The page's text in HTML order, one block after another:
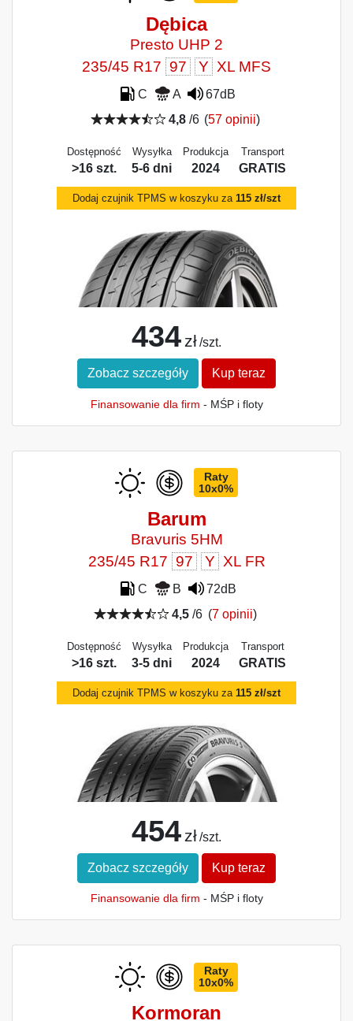
Dębica
Presto UHP 2
235/45 R17 97 Y XL MFS
C A
67dB
4,8/6 (57 opinii)
Dostępność
>16 szt.
Wysyłka
5-6 dni
Produkcja
2024
Transport
GRATIS
Dodaj czujnik TPMS w koszyku za 115 zł/szt
434 zł /szt.
Zobacz szczegóły Kup teraz
Finansowanie dla firm - MŚP i floty
Raty
10x0%
Barum
Bravuris 5HM
235/45 R17 97 Y XL FR
C B
72dB
4,5 /6 (7 opinii)
Dostępność
>16 szt.
Wysyłka
3-5 dni
Produkcja
2024
Transport
GRATIS
Dodaj czujnik TPMS w koszyku za 115 zł/szt
454 zł /szt.
Zobacz szczegóły Kup teraz
Finansowanie dla firm - MŚP i floty
Raty
10x0%
Kormoran